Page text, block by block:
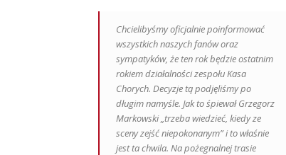
Chcielibyśmy oficjalnie poinformować
wszystkich naszych fanów oraz
sympatyków, że ten rok będzie ostatnim
rokiem działalności zespołu Kasa
Chorych. Decyzje tą podjęliśmy po
długim namyśle. Jak to śpiewał Grzegorz
Markowski „trzeba wiedzieć, kiedy ze
sceny zejść niepokonanym” i to właśnie
jest ta chwila. Na pożegnalnej trasie